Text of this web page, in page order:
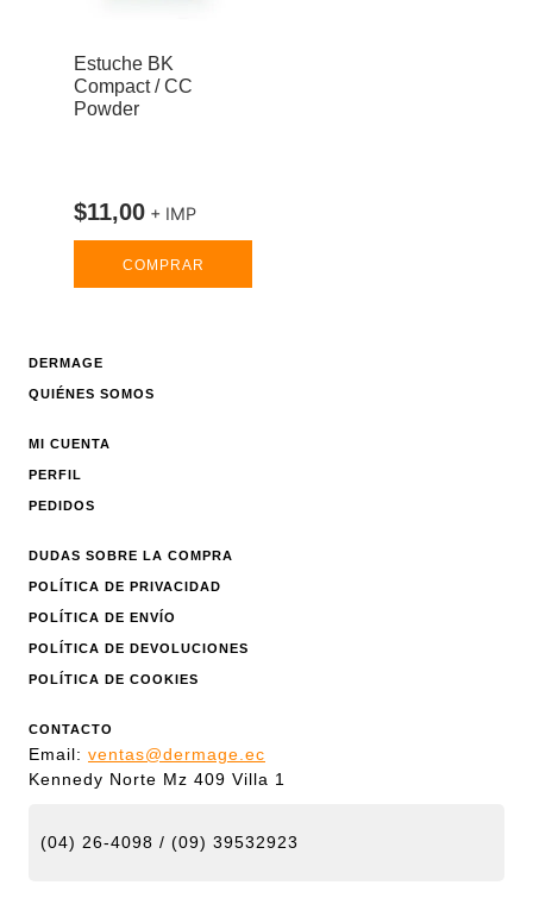
Estuche BK
Compact / CC
Powder
$11,00 + IMP
COMPRAR
DERMAGE
QUIÉNES SOMOS
MI CUENTA
PERFIL
PEDIDOS
DUDAS SOBRE LA COMPRA
POLÍTICA DE PRIVACIDAD
POLÍTICA DE ENVÍO
POLÍTICA DE DEVOLUCIONES
POLÍTICA DE COOKIES
CONTACTO
Email: ventas@dermage.ec
Kennedy Norte Mz 409 Villa 1
(04) 26-4098 / (09) 39532923